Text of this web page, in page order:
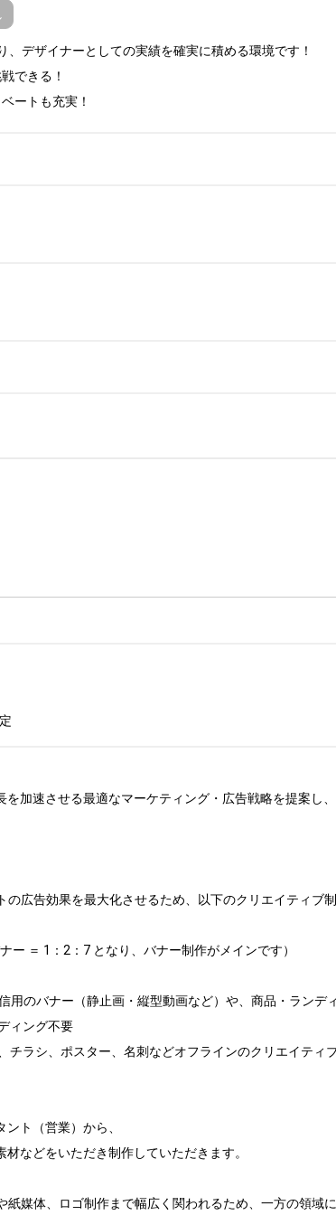
デザイナーとしての実績を確実に積める環境です！
できる！
ートも充実！
を加速させる最適なマーケティング・広告戦略を提案し
の広告効果を最大化させるため、以下のクリエイティブ
ー ＝ 1：2：7 となり、バナー制作がメインです）
用のバナー（静止画・縦型動画など）や、商品・ランデ
ィング不要
チラシ、ポスター、名刺などオフラインのクリエイティ
ト（営業）から、
などをいただき制作していただきます。
紙媒体、ロゴ制作まで幅広く関われるため、一方の領域